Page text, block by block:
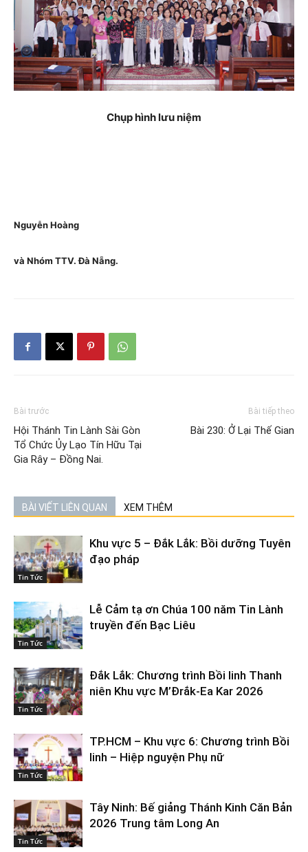
Chụp hình lưu niệm
Nguyễn Hoàng
và Nhóm TTV. Đà Nẵng.
Bài trước
Hội Thánh Tin Lành Sài Gòn
Tổ Chức Ủy Lạo Tín Hữu Tại
Gia Rây – Đồng Nai.
Bài tiếp theo
Bài 230: Ở Lại Thế Gian
BÀI VIẾT LIÊN QUAN XEM THÊM
Tin Tức
Khu vực 5 – Đắk Lắk: Bồi dưỡng Tuyên
đạo pháp
Tin Tức
Lễ Cảm tạ ơn Chúa 100 năm Tin Lành
truyền đến Bạc Liêu
Tin Tức
Đắk Lắk: Chương trình Bồi linh Thanh
niên Khu vực M’Đrắk-Ea Kar 2026
Tin Tức
TP.HCM – Khu vực 6: Chương trình Bồi
linh – Hiệp nguyện Phụ nữ
Tin Tức
Tây Ninh: Bế giảng Thánh Kinh Căn Bản
2026 Trung tâm Long An